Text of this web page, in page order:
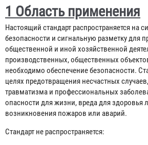
1 Область применения
Настоящий стандарт распространяется на
безопасности и сигнальную разметку для
общественной и иной хозяйственной
производственных, общественных
необходимо обеспечение безопасности.
целях предотвращения несчастных
травматизма и профессиональных
опасности для жизни, вреда для здоровья
возникновения пожаров или аварий.
Стандарт не распространяется: